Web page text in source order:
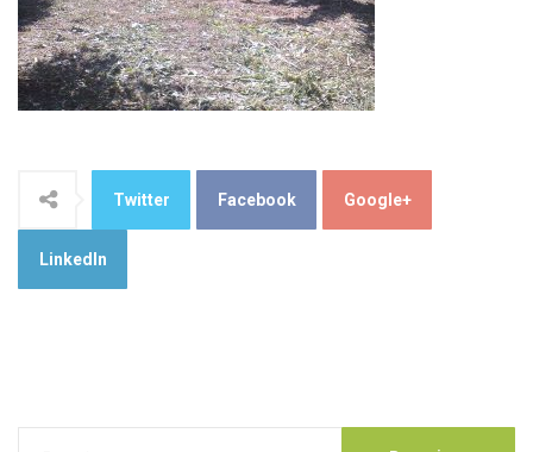
Twitter Facebook Google+
LinkedIn